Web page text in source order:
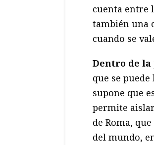
cuenta entre
también una
cuando se
Dentro de
que se
supone que
permite
de Roma,
del mundo,